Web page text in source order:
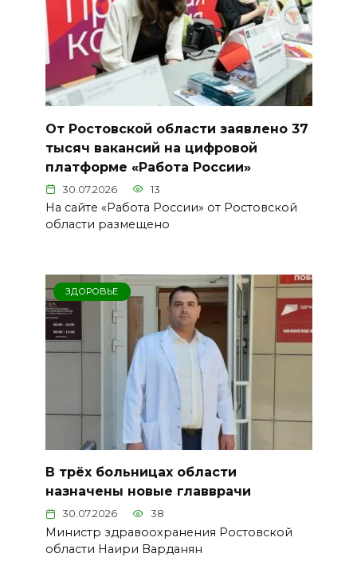
От Ростовской области заявлено 37
тысяч вакансий на цифровой
платформе «Работа России»
30.07.2026 13
На сайте «Работа России» от Ростовской
области размещено
ЗДОРОВЬЕ
В трёх больницах области
назначены новые главврачи
30.07.2026 38
Министр здравоохранения Ростовской
области Наири Варданян